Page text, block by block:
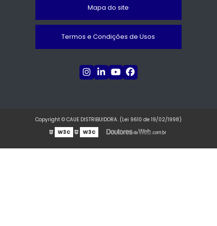
Mapa do site
Termos e Condições de Usos
Copyright © CAUE DISTRIBUIDORA. (Lei 9610 de 19/02/1998)
W3C
W3C